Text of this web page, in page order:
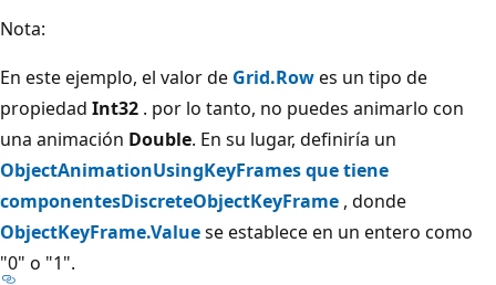
Nota:
En este ejemplo, el valor de Grid.Rowes un tipo de
propiedad Int32 . por lo tanto, no puedes animarlo con
una animación Double. En su lugar, definiría un
ObjectAnimationUsingKeyFrames que tiene
componentesDiscreteObjectKeyFrame , donde
ObjectKeyFrame.Valuese establece en un entero como
"0" o "1".